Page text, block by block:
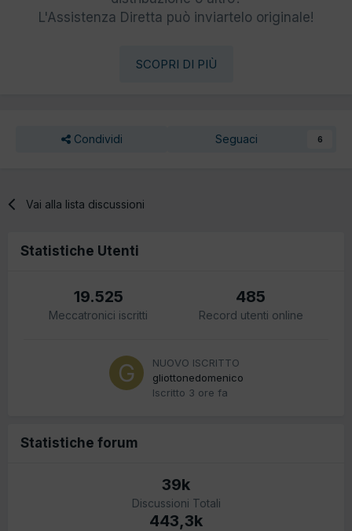
L'Assistenza Diretta può inviartelo originale!
SCOPRI DI PIÙ
Condividi Seguaci 6
Vai alla lista discussioni
Statistiche Utenti
19.525
Meccatronici iscritti
485
Record utenti online
NUOVO ISCRITTO
gliottonedomenico
Iscritto 3 ore fa
Statistiche forum
39k
Discussioni Totali
443,3k